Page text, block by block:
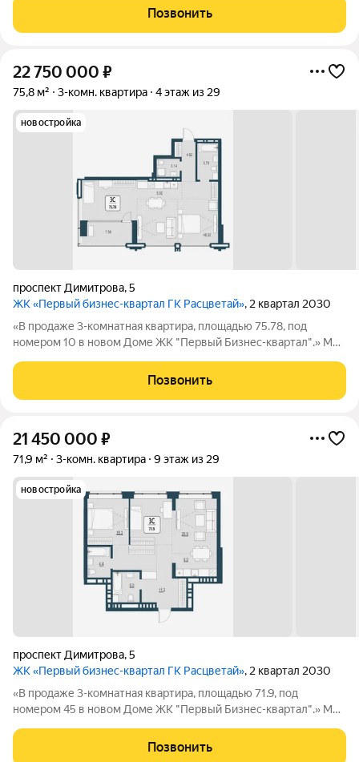
где раньше находился торговый центр ЦУМ. На его месте мы
строим квартал, где жилье,
Позвонить
22 750 000 ₽
75,8 м² 3-комн. квартира 4 этаж из 29
новостройка
проспект Димитрова,5
ЖК «Первый бизнес-квартал ГК Расцветай», 2 квартал 2030
«В продаже 3-комнатная квартира, площадью 75.78, под
номером 10 в новом Доме ЖК "Первый Бизнес-квартал".» Мы
где раньше находился торговый центр ЦУМ. На его месте мы
строим квартал, где жилье,
Позвонить
21 450 000 ₽
71,9 м² 3-комн. квартира 9 этаж из 29
новостройка
проспект Димитрова,5
ЖК «Первый бизнес-квартал ГК Расцветай», 2 квартал 2030
«В продаже 3-комнатная квартира, площадью 71.9, под
номером 45 в новом Доме ЖК "Первый Бизнес-квартал".» Мы
где раньше находился торговый центр ЦУМ. На его месте мы
строим квартал, где жилье,
Позвонить